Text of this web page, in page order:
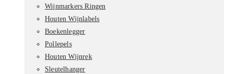
Wijnmarkers Ringen
Houten Wijnlabels
Boekenlegger
Pollepels
Houten Wijnrek
Sleutelhanger